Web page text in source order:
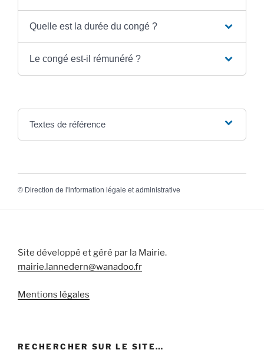
Quelle est la durée du congé ?
Le congé est-il rémunéré ?
Textes de référence
© Direction de l'information légale et administrative
Site développé et géré par la Mairie.
mairie.lannedern@wanadoo.fr
Mentions légales
RECHERCHER SUR LE SITE…